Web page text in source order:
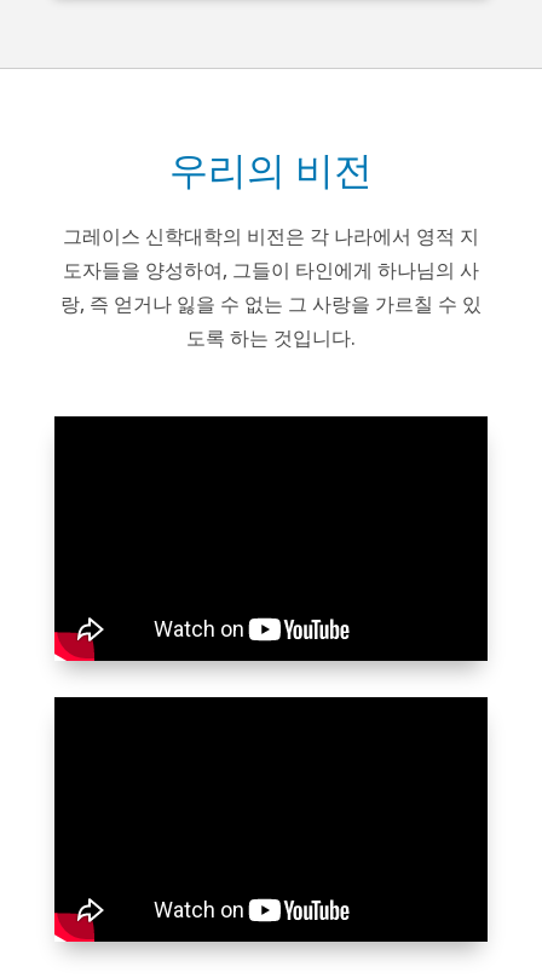
우리의 비전
그레이스 신학대학의 비전은 각 나라에서 영적 지
도자들을 양성하여, 그들이 타인에게 하나님의 사
랑, 즉 얻거나 잃을 수 없는 그 사랑을 가르칠 수 있
도록 하는 것입니다.